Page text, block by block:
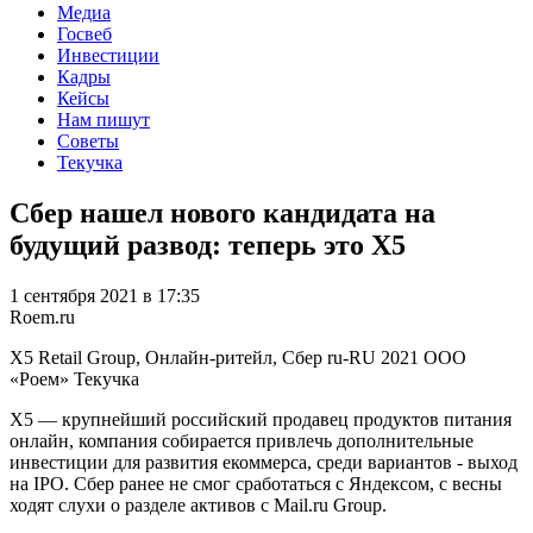
Медиа
Госвеб
Инвестиции
Кадры
Кейсы
Нам пишут
Советы
Текучка
Сбер нашел нового кандидата на
будущий развод: теперь это X5
1 сентября 2021 в 17:35
Roem.ru
X5 Retail Group, Онлайн-ритейл, Сбер ru-RU 2021 ООО
«Роем» Текучка
X5 — крупнейший российский продавец продуктов питания
онлайн, компания собирается привлечь дополнительные
инвестиции для развития екоммерса, среди вариантов - выход
на IPO. Сбер ранее не смог сработаться с Яндексом, с весны
ходят слухи о разделе активов с Mail.ru Group.